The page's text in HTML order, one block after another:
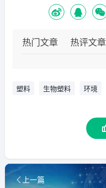
热门文章 热评文章
塑料 生物塑料 环境
上一篇